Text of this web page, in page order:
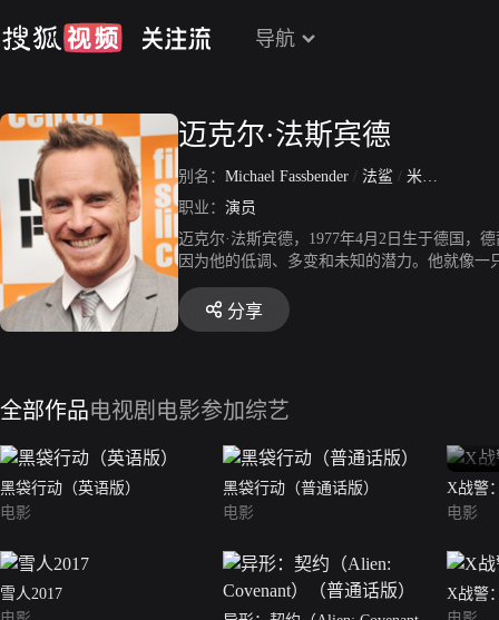
导航
迈克尔·法斯宾德
别名： Michael Fassbender / 法鲨 / 米高·法斯宾达
职业： 演员
迈克尔·法斯宾德，1977年4月2日生于德国，
因为他的低调、多变和未知的潜力。他就像
警：第一战》“万磁王”后，他成为继柯林·法
最佳男演员奖。2014年第86届奥斯卡金像奖奥
分享
全部作品电视剧 电影参加综艺
黑袋行动（英语版）
电影
黑袋行动（普通话版）
电影
X战警
电影
雪人2017
X战警